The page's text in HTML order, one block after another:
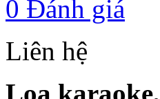
0 Đánh giá
Liên hệ